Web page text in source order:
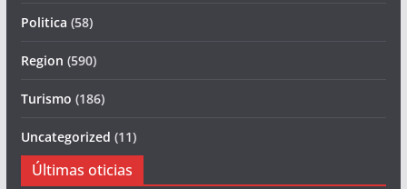
Politica (58)
Region (590)
Turismo (186)
Uncategorized (11)
Últimas oticias